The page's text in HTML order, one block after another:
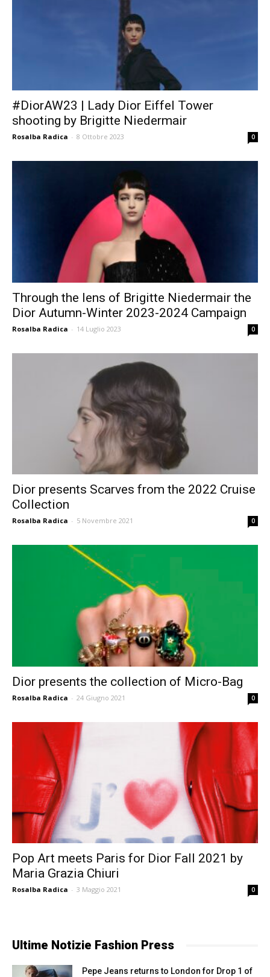
#DiorAW23 | Lady Dior Eiffel Tower
shooting by Brigitte Niedermair
Rosalba Radica - 8 Ottobre 2023 0
Through the lens of Brigitte Niedermair the
Dior Autumn-Winter 2023-2024 Campaign
Rosalba Radica - 14 Luglio 2023 0
Dior presents Scarves from the 2022 Cruise
Collection
Rosalba Radica - 5 Novembre 2021 0
Dior presents the collection of Micro-Bag
Rosalba Radica - 24 Giugno 2021 0
Pop Art meets Paris for Dior Fall 2021 by
Maria Grazia Chiuri
Rosalba Radica - 3 Maggio 2021 0
Ultime Notizie Fashion Press
Pepe Jeans returns to London for Drop 1 of